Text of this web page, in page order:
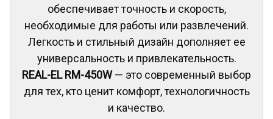
обеспечивает точность и скорость,
необходимые для работы или развлечений.
Легкость и стильный дизайн дополняет ее
универсальность и привлекательность.
REAL-EL RM-450W— это современный выбор
для тех, кто ценит комфорт, технологичность
и качество.